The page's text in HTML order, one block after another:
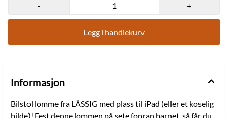
- +
Legg i handlekurv
Informasjon
Bilstol lomme fra LÄSSIG med plass til iPad (eller et koselig
bilde)! Fest denne lommen på sete fopran barnet, så får du